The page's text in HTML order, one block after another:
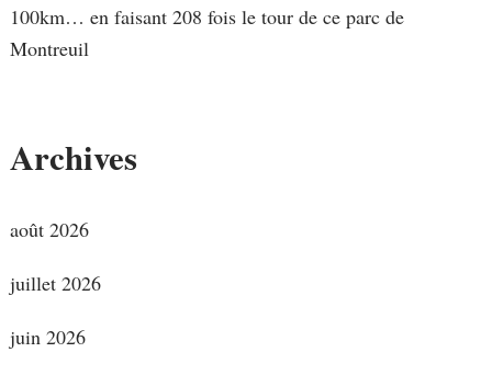
100km… en faisant 208 fois le tour de ce parc de
Montreuil
Archives
août 2026
juillet 2026
juin 2026